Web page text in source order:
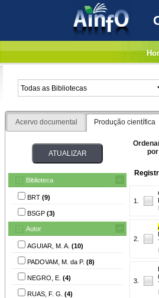
Acervo documental Produção científica
Biblioteca
BRT (9)
BSGP (3)
Autor
AGUIAR, M. A. (10)
PADOVAM, M. da P. (8)
NEGRO, E. (4)
RUAS, F. G. (4)
1.
2.
3.